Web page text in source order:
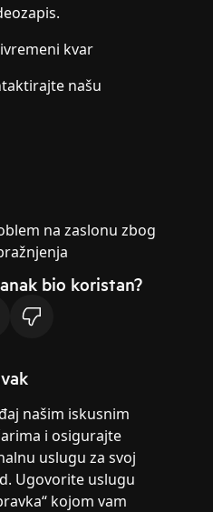
kvar
našu
na zaslonu zbog
bio koristan?
našim iskusnim
i osigurajte
uslugu za svoj
Ugovorite uslugu
kojom vam